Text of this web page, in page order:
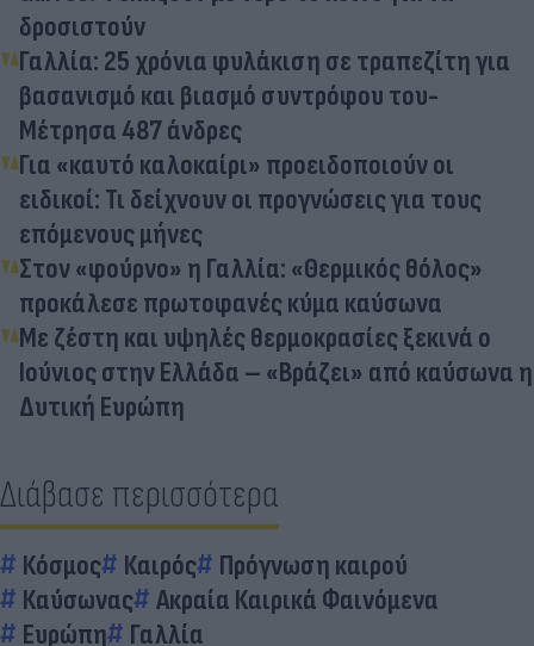
δροσιστούν
Γαλλία: 25 χρόνια φυλάκιση σε τραπεζίτη για
βασανισμό και βιασμό συντρόφου του-
Μέτρησα 487 άνδρες
Για «καυτό καλοκαίρι» προειδοποιούν οι
ειδικοί: Τι δείχνουν οι προγνώσεις για τους
επόμενους μήνες
Στον «φούρνο» η Γαλλία: «Θερμικός θόλος»
προκάλεσε πρωτοφανές κύμα καύσωνα
Με ζέστη και υψηλές θερμοκρασίες ξεκινά ο
Ιούνιος στην Ελλάδα – «Βράζει» από καύσωνα η
Δυτική Ευρώπη
Διάβασε περισσότερα
Κόσμος Καιρός
Πρόγνωση καιρού
Καύσωνας
Ακραία Καιρικά Φαινόμενα
Ευρώπη
Γαλλία